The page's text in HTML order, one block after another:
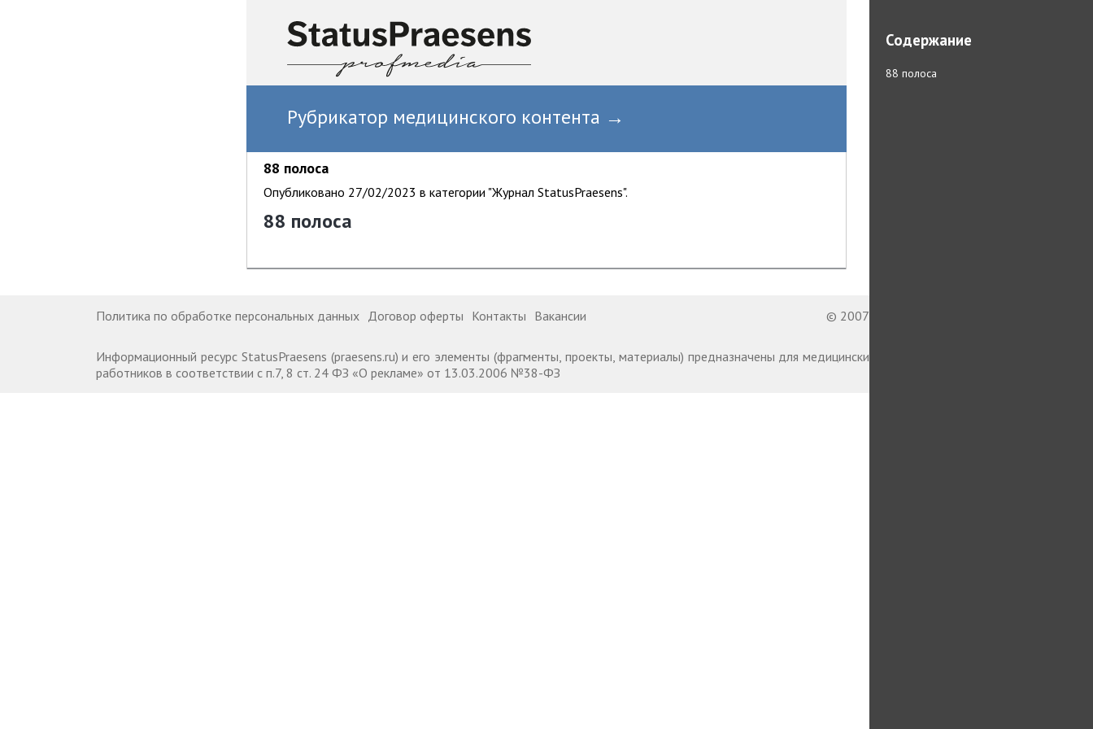
Рубрикатор медицинского контента →
88 полоса
Опубликовано 27/02/2023 в категории "Журнал StatusPraesens".
Содержание
88 полоса
88 полоса
Политика по обработке персональных данных Договор оферты Контакты Вакансии © 2007—2026 StatusPraesens
Информационный ресурс StatusPraesens (praesens.ru) и его элементы (фрагменты, проекты, материалы) предназначены для медицинских и фармацевтических
работников в соответствии с п.7, 8 ст. 24 ФЗ «О рекламе» от 13.03.2006 №38-ФЗ